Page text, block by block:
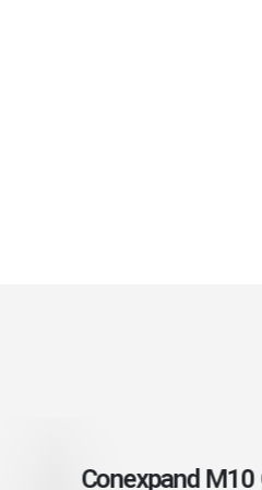
Conexpand M10